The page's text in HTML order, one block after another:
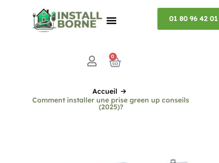
01 80 96 42 01
0
Accueil
Comment installer une prise green up conseils
(2025)?